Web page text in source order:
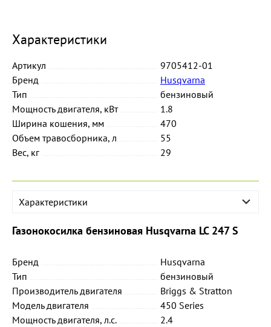
Характеристики
Артикул
9705412-01
Бренд
Husqvarna
Тип
бензиновый
Мощность двигателя, кВт
1.8
Ширина кошения, мм
470
Объем травосборника, л
55
Вес, кг
29
Характеристики
Газонокосилка бензиновая Husqvarna LC 247 S
Бренд
Husqvarna
Тип
бензиновый
Производитель двигателя
Briggs & Stratton
Модель двигателя
450 Series
Мощность двигателя, л.с.
2.4